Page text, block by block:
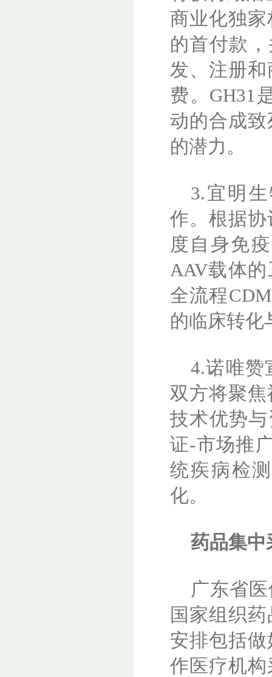
商业化独家
的首付款
发、注册
费。GH31
动的合成
的潜力。
3.宜明
作。根据
度自身免
AAV载体
全流程
的临床转化
4.诺唯赞
双方将聚
技术优势
证-市场推
统疾病检
化。
药品集
广东省
国家组织
安排包括
作医疗机